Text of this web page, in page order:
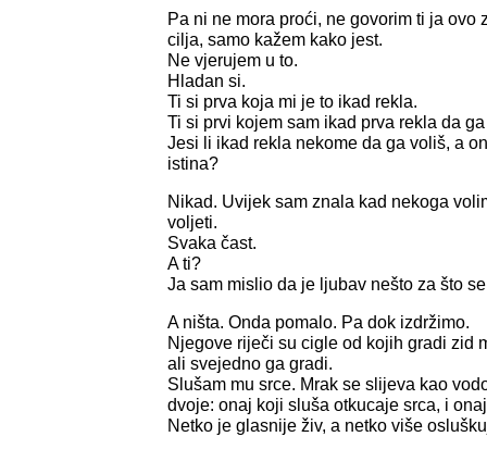
Pa ni ne mora proći, ne govorim ti ja ovo
cilja, samo kažem kako jest.
Ne vjerujem u to.
Hladan si.
Ti si prva koja mi je to ikad rekla.
Ti si prvi kojem sam ikad prva rekla da
Jesi li ikad rekla nekome da ga voliš, a
istina?
Nikad. Uvijek sam znala kad nekoga
voljeti.
Svaka čast.
A ti?
Ja sam mislio da je ljubav nešto za što
A ništa. Onda pomalo. Pa dok izdržimo.
Njegove riječi su cigle od kojih gradi zid
ali svejedno ga gradi.
Slušam mu srce. Mrak se slijeva kao
dvoje: onaj koji sluša otkucaje srca, i
Netko je glasnije živ, a netko više